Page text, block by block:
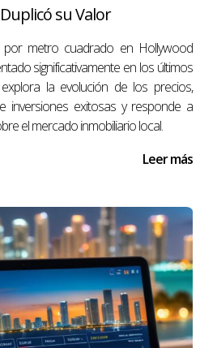
$35,700.
cómo las propiedades
rentables si se gestionan bien
al invertir en Miami es un
a los detalles y una
inmobiliario local. Al
ingresos por alquileres,
podrás tomar decisiones
su Valor
metro cuadrado en Hollywood
significativamente en los últimos
la evolución de los precios,
inversiones exitosas y responde a
el mercado inmobiliario local.
Leer más